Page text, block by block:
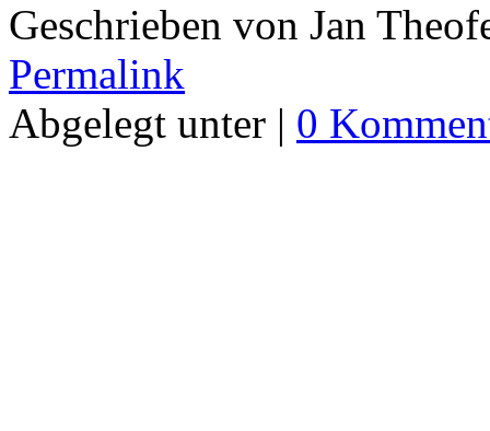
Geschrieben von Jan
Permalink
Abgelegt unter | 0